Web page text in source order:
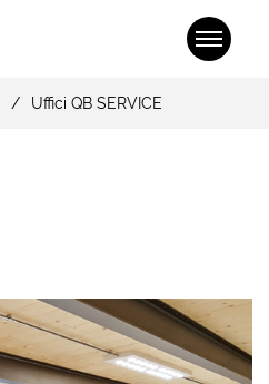
Uffici QB SERVICE